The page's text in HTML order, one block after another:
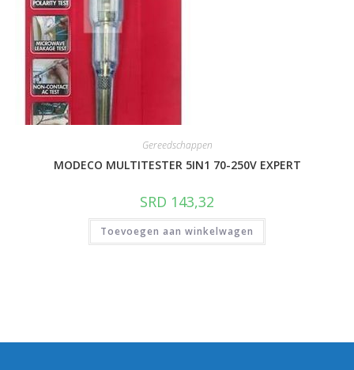
Gereedschappen
MODECO MULTITESTER 5IN1 70-250V EXPERT
SRD 143,32
Toevoegen aan winkelwagen